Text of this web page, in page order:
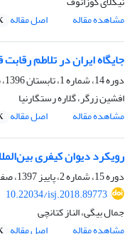
مشاهده مقاله
اصل مقاله
جایگاه ایران در تلاطم
دوره 14، شماره 1، تابستان 1396، صفحه
افشین زرگر، گلاره رستگارنیا
مشاهده مقاله
اصل مقاله
رویکرد دیوان کیفری
دوره 15، شماره 2، پاییز 1397، صفحه
10.22034/isj.2018.89773
جمال بیگی، الناز کتانچی